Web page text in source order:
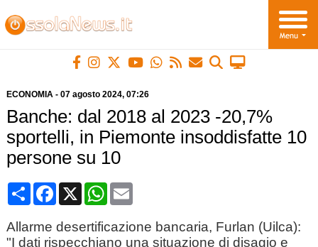
ECONOMIA- 07 agosto 2024, 07:26
Banche: dal 2018 al 2023 -20,7%
sportelli, in Piemonte insoddisfatte 10
persone su 10
CondividiFacebook
X WhatsApp
Email
Allarme desertificazione bancaria, Furlan (Uilca):
"I dati rispecchiano una situazione di disagio e